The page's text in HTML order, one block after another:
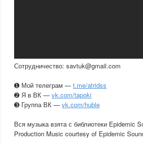
Сотрудничество: savtuk@gmail.com
➊ Мой телеграм — t.me/atridss
➋ Я в ВК — vk.com/tapoki
➌ Группа ВК — vk.com/huble
Вся музыка взята с библиотеки Epidemic
Production Music courtesy of Epidemic